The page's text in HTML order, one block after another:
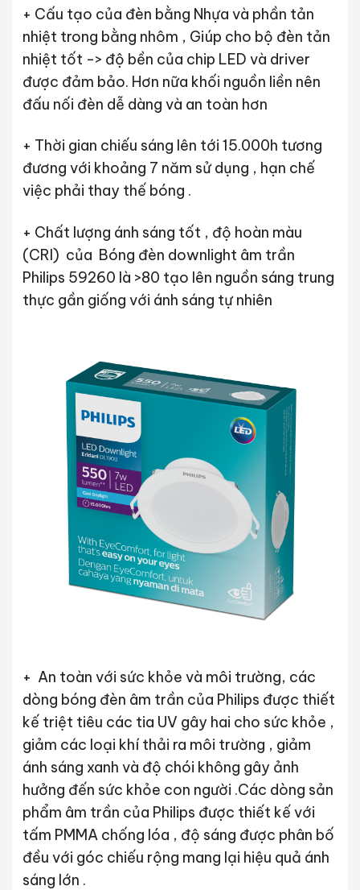
+ Cấu tạo của đèn bằng Nhựa và phần tản
nhiệt trong bằng nhôm , Giúp cho bộ đèn tản
nhiệt tốt -> độ bền của chip LED và driver
được đảm bảo. Hơn nữa khối nguồn liền nên
đấu nối đèn dễ dàng và an toàn hơn
+ Thời gian chiếu sáng lên tới 15.000h tương
đương với khoảng 7 năm sử dụng , hạn chế
việc phải thay thế bóng .
+ Chất lượng ánh sáng tốt , độ hoàn màu
(CRI) của Bóng đèn downlight âm trần
Philips 59260 là >80 tạo lên nguồn sáng trung
thực gần giống với ánh sáng tự nhiên
+ An toàn với sức khỏe và môi trường, các
dòng bóng đèn âm trần của Philips được thiết
kế triệt tiêu các tia UV gây hai cho sức khỏe ,
giảm các loại khí thải ra môi trường , giảm
ánh sáng xanh và độ chói không gây ảnh
hưởng đến sức khỏe con người .Các dòng sản
phẩm âm trần của Philips được thiết kế với
tấm PMMA chống lóa , độ sáng được phân bố
đều với góc chiếu rộng mang lại hiệu quả ánh
sáng lớn .